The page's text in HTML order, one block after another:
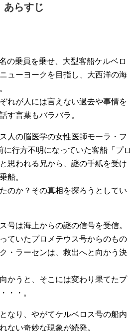
あらすじ
の乗員を乗せ、大型客船ケルベロ
ューヨークを目指し、大西洋の海
れが人には言えない過去や事情を
す言葉もバラバラ。
人の脳医学の女性医師モーラ・フ
に行方不明になっていた客船「プロ
思われる兄から、謎の手紙を受け
船。
のか？その真相を探ろうとしてい
号は海上からの謎の信号を受信。
ていたプロメテウス号からのもの
・ラーセンは、救出へと向かう決
かうと、そこには変わり果てたプ
・・。
なり、やがてケルベロス号の船内
ない奇妙な現象が続発。